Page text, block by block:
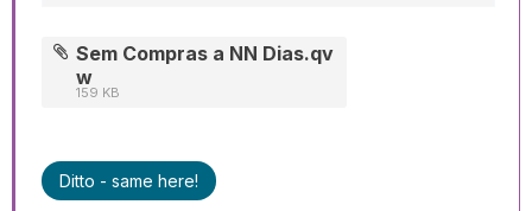
Sem Compras a NN Dias.qv
w
159 KB
Ditto - same here!